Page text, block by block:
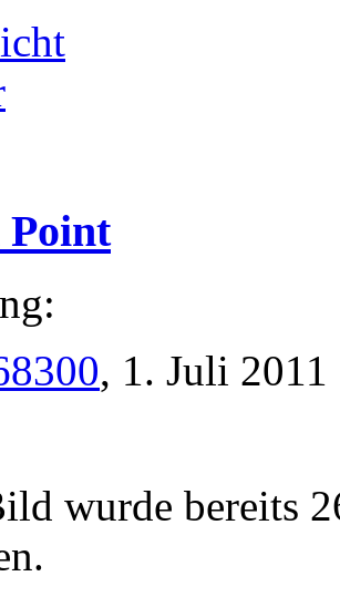
, 1. Juli 2011
wurde bereits